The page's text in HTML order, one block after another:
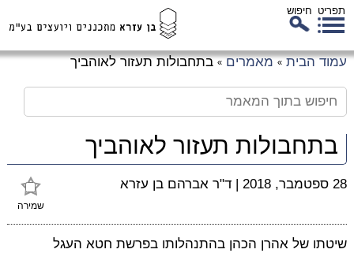
תפריט חיפוש
עמוד הבית » מאמרים » בתחבולות תעזור לאוהביך
בתחבולות תעזור לאוהביך
שמירה
28 ספטמבר, 2018 | ד"ר אברהם בן עזרא
שיטתו של אהרן הכהן בהתנהלותו בפרשת חטא העגל